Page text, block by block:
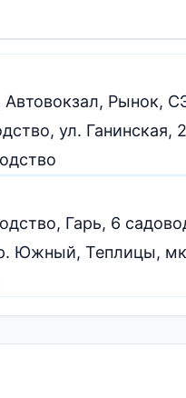
Автовокзал,
ул. Ганинская,
Гарь, 6
Южный, Теплицы,